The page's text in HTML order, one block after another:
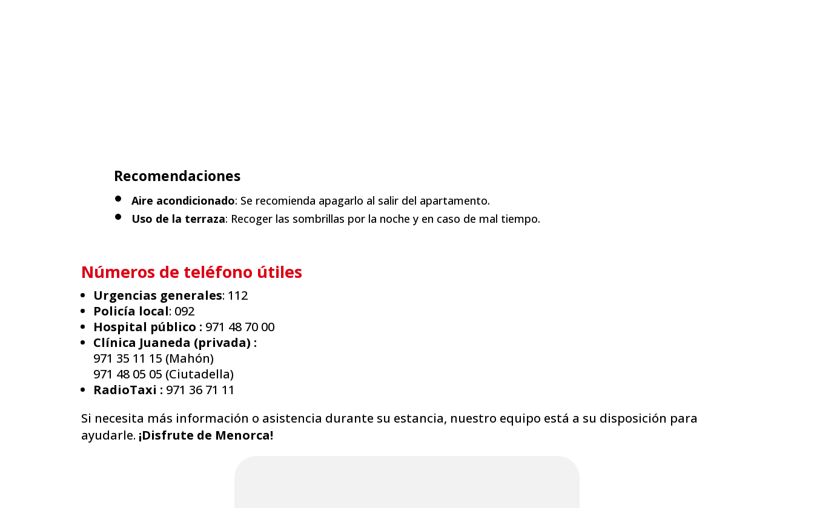
Recomendaciones
Aire acondicionado: Se recomienda apagarlo al salir del apartamento.
Uso de la terraza: Recoger las sombrillas por la noche y en caso de mal tiempo.
Números de teléfono útiles
Urgencias generales: 112
Policía local: 092
Hospital público : 971 48 70 00
Clínica Juaneda (privada) :
971 35 11 15 (Mahón)
971 48 05 05 (Ciutadella)
RadioTaxi : 971 36 71 11
Si necesita más información o asistencia durante su estancia, nuestro equipo está a su disposición para
ayudarle. ¡Disfrute de Menorca!